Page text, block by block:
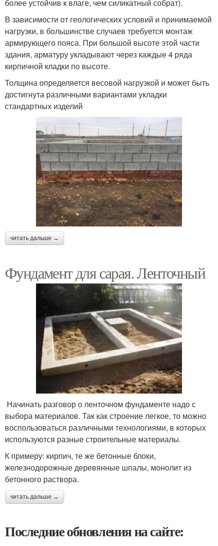
более устойчив к влаге, чем силикатный собрат).
В зависимости от геологических условий и принимаемой
нагрузки, в большинстве случаев требуется монтаж
армирующего пояса. При большой высоте этой части
здания, арматуру укладывают через каждые 4 ряда
кирпичной кладки по высоте.
Толщина определяется весовой нагрузкой и может быть
достигнута различными вариантами укладки
стандартных изделий
читать дальше →
Фундамент для сарая. Ленточный
Начинать разговор о ленточном фундаменте надо с
выбора материалов. Так как строение легкое, то можно
воспользоваться различными технологиями, в которых
используются разные строительные материалы.
К примеру: кирпич, те же бетонные блоки,
железнодорожные деревянные шпалы, монолит из
бетонного раствора.
читать дальше →
Последние обновления на сайте: